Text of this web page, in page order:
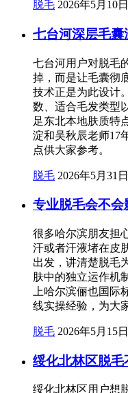
脱毛 2026年5月10日
七台河深层毛
七台河用户对脱毛
掉，而是让毛囊彻
技术正是为此设计
数、适合毛发类型
足东北本地肤质特
淀和吴秋辰老师17
点供大家参考。
脱毛 2026年5月31日
专业脱毛会不
很多哈尔滨朋友担
汗或者汗液堵在皮
出发，讲清楚脱毛
肤中的独立运作机
上哈尔滨俪也国际
线实操经验，为大
脱毛 2026年5月15日
绥化北林区脱毛
绥化北林区用户想